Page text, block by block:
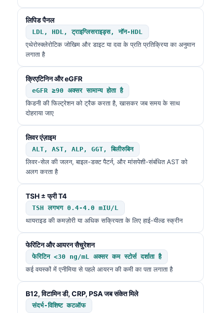
लिपिड पैनल
LDL, HDL, ट्राइग्लिसराइड्स, नॉन-HDL
एथेरोस्क्लेरोटिक जोखिम और डाइट या दवा के प्रति प्रतिक्रिया का अनुमान
लगाता है
क्रिएटिनिन और eGFR
eGFR ≥90 अक्सर सामान्य होता है
किडनी की फिल्ट्रेशन को ट्रैक करता है, खासकर जब समय के साथ
दोहराया जाए
लिवर एंज़ाइम
ALT, AST, ALP, GGT, बिलीरुबिन
लिवर-सेल की जलन, बाइल-डक्ट पैटर्न, और मांसपेशी-संबंधित AST को
अलग करता है
TSH ± फ्री T4
TSH लगभग 0.4-4.0 mIU/L
थायराइड की कमज़ोरी या अधिक सक्रियता के लिए हाई-यील्ड स्क्रीन
फेरिटिन और आयरन सैचुरेशन
फेरिटिन <30 ng/mL अक्सर कम स्टोर्स दर्शाता है
कई वयस्कों में एनीमिया से पहले आयरन की कमी का पता लगाता है
B12, विटामिन डी, CRP, PSA जब संकेत मिले
संदर्भ-विशिष्ट कटऑफ